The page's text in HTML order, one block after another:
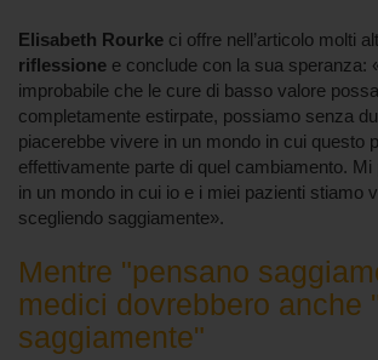
Elisabeth Rourke ci offre nell’articolo molti
riflessione e conclude con la sua speranza:
improbabile che le cure di basso valore
completamente estirpate, possiamo senza
piacerebbe vivere in un mondo in cui questo
effettivamente parte di quel cambiamento.
in un mondo in cui io e i miei pazienti stiamo
scegliendo saggiamente».
Mentre "pensano
medici dovrebbero anche
saggiamente"